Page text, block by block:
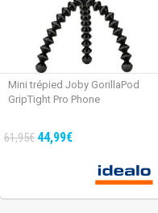
Mini trépied Joby GorillaPod
GripTight Pro Phone
61,95€ 44,99€